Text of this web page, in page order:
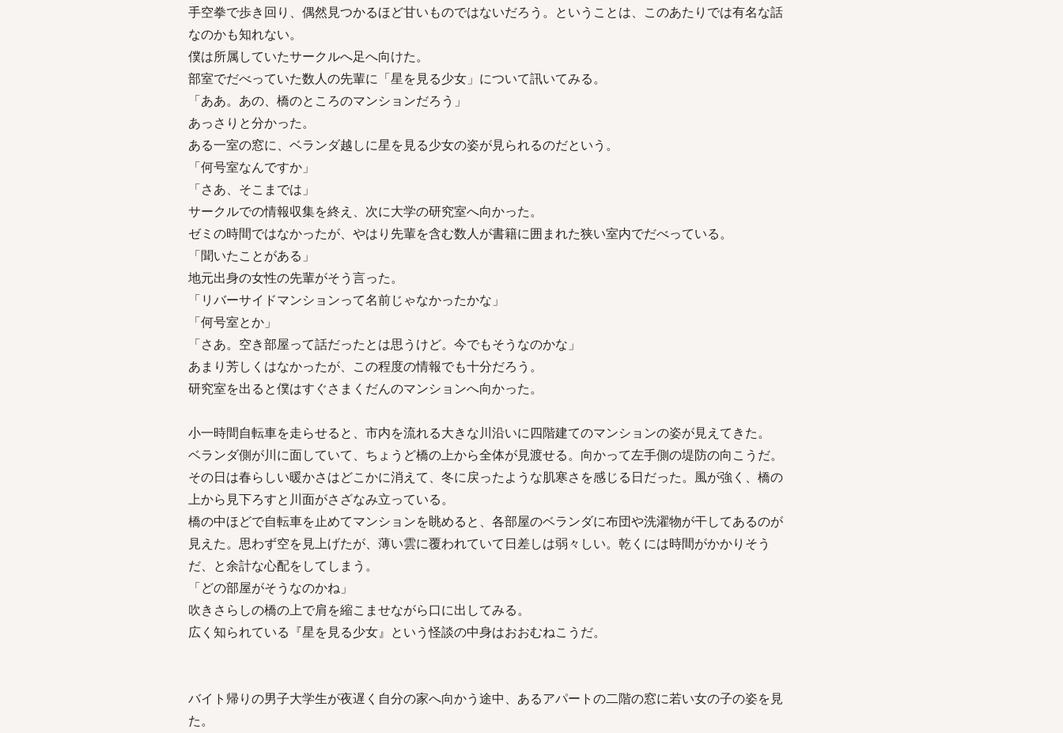
手空拳で歩き回り、偶然見つかるほど甘いものではないだろう。ということは、このあたりでは有名な話
なのかも知れない。
僕は所属していたサークルへ足へ向けた。
部室でだべっていた数人の先輩に「星を見る少女」について訊いてみる。
「ああ。あの、橋のところのマンションだろう」
あっさりと分かった。
ある一室の窓に、ベランダ越しに星を見る少女の姿が見られるのだという。
「何号室なんですか」
「さあ、そこまでは」
サークルでの情報収集を終え、次に大学の研究室へ向かった。
ゼミの時間ではなかったが、やはり先輩を含む数人が書籍に囲まれた狭い室内でだべっている。
「聞いたことがある」
地元出身の女性の先輩がそう言った。
「リバーサイドマンションって名前じゃなかったかな」
「何号室とか」
「さあ。空き部屋って話だったとは思うけど。今でもそうなのかな」
あまり芳しくはなかったが、この程度の情報でも十分だろう。
研究室を出ると僕はすぐさまくだんのマンションへ向かった。
小一時間自転車を走らせると、市内を流れる大きな川沿いに四階建てのマンションの姿が見えてきた。
ベランダ側が川に面していて、ちょうど橋の上から全体が見渡せる。向かって左手側の堤防の向こうだ。
その日は春らしい暖かさはどこかに消えて、冬に戻ったような肌寒さを感じる日だった。風が強く、橋の
上から見下ろすと川面がさざなみ立っている。
橋の中ほどで自転車を止めてマンションを眺めると、各部屋のベランダに布団や洗濯物が干してあるのが
見えた。思わず空を見上げたが、薄い雲に覆われていて日差しは弱々しい。乾くには時間がかかりそう
だ、と余計な心配をしてしまう。
「どの部屋がそうなのかね」
吹きさらしの橋の上で肩を縮こませながら口に出してみる。
広く知られている『星を見る少女』という怪談の中身はおおむねこうだ。
バイト帰りの男子大学生が夜遅く自分の家へ向かう途中、あるアパートの二階の窓に若い女の子の姿を見
た。